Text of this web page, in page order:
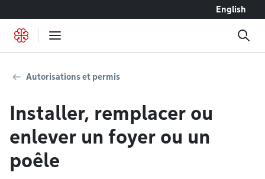
English
Autorisations et permis
Installer, remplacer ou
enlever un foyer ou un
poêle